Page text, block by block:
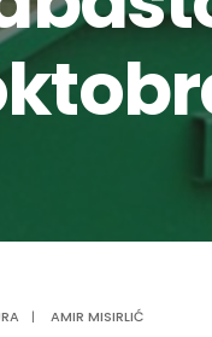
| AMIR MISIRLIĆ